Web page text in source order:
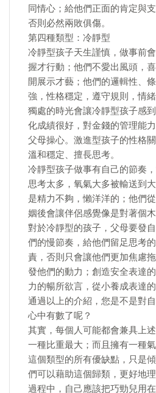
同情心；給他們正面的肯定與
否則必然兩敗俱傷。
第四種類型：冷靜型
冷靜型孩子天生謹慎，做事前
握才行動；他們不愛出風頭，
開展示才藝；他們的邏輯性、
強，性格穩定，遵守規則，情
獨處的時光會讓冷靜型孩子感
化成績很好，對金錢的管理能
父母操心。激進型孩子的性格
溫和穩定、擅長思考。
冷靜型孩子做事有自己的節奏
思考太多，氧氣大多被輸送到
是精力不夠，懶洋洋的；他們
姻後會讓伴侶感覺像是對著個木
對於冷靜型的孩子，父母要發
們的慢節奏，給他們留足思考
責，否則只會讓他們更加焦慮
發他們的動力；創造安全表達
力的暢所欲言，從小養成表達的
通過以上的介紹，您是不是對
心中有數了呢？
其實，每個人可能都會兼具上
一種比重最大；而且擁有一種
這個類型的所有優缺點，只是
們可以藉助這個歸類，更好地
過程中，自己應該把巧勁兒用在